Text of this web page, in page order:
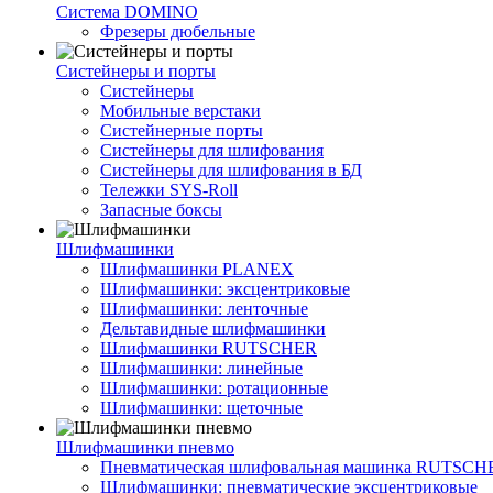
Система DOMINO
Фрезеры дюбельные
Систейнеры и порты
Систейнеры
Мобильные верстаки
Систейнерные порты
Систейнеры для шлифования
Систейнеры для шлифования в БД
Тележки SYS-Roll
Запасные боксы
Шлифмашинки
Шлифмашинки PLANEX
Шлифмашинки: эксцентриковые
Шлифмашинки: ленточные
Дельтавидные шлифмашинки
Шлифмашинки RUTSCHER
Шлифмашинки: линейные
Шлифмашинки: ротационные
Шлифмашинки: щеточные
Шлифмашинки пневмо
Пневматическая шлифовальная машинка
Шлифмашинки: пневматические эксцентриковые